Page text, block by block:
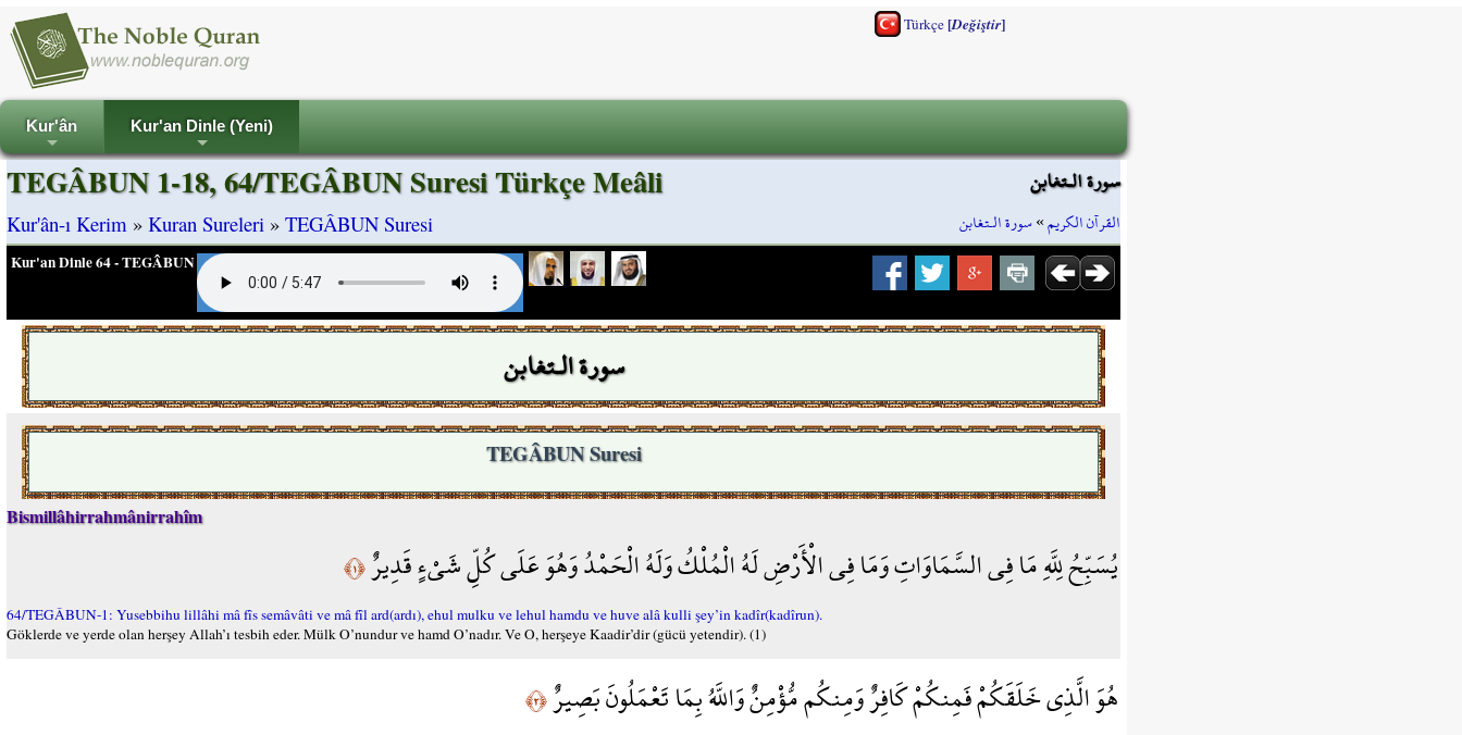
Türkçe[Değiştir]
+
Kur'ân
+
Kur'an Dinle (Yeni)
سورة الـتغابن
القرآن الكريم»سورة الـتغابن
TEGÂBUN 1-18, 64/TEGÂBUN Suresi Türkçe Meâli
Kur'ân-ı Kerim » Kuran Sureleri » TEGÂBUN Suresi
Kur'an Dinle 64 - TEGÂBUN
سورة الـتغابن
TEGÂBUN Suresi
Bismillâhirrahmânirrahîm
يُسَبِّحُ لِلَّهِ مَا فِي السَّمَاوَاتِ وَمَا فِي الْأَرْضِ لَهُ الْمُلْكُ وَلَهُ الْحَمْدُ وَهُوَ عَلَى كُلِّ شَيْءٍ قَدِيرٌ﴿١﴾
64/TEGÂBUN-1: Yusebbihu lillâhi mâ fîs semâvâti ve mâ fîl ard(ardı), ehul mulku ve lehul hamdu ve huve alâ kulli şey’in kadîr(kadîrun).
Göklerde ve yerde olan herşey Allah’ı tesbih eder. Mülk O’nundur ve hamd O’nadır. Ve O, herşeye Kaadir’dir (gücü yetendir). (1)
هُوَ الَّذِي خَلَقَكُمْ فَمِنكُمْ كَافِرٌ وَمِنكُم مُّؤْمِنٌ وَاللَّهُ بِمَا تَعْمَلُونَ بَصِيرٌ﴿٢﴾